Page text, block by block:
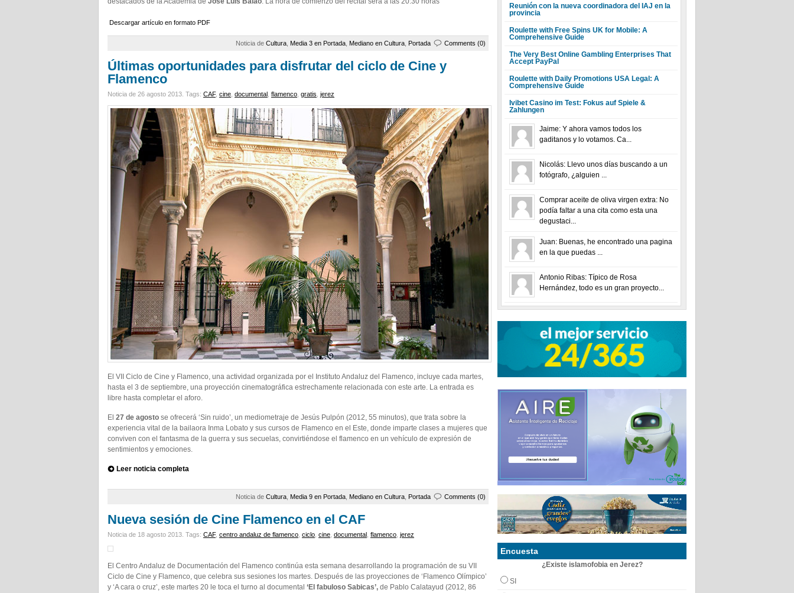
Descargar artículo en formato PDF
Noticia de Cultura Media 3 en Portada Mediano en Cultura Portada Comments (0)
Últimas oportunidades para disfrutar del ciclo de Cine y
Flamenco
Noticia de 26 agosto 2013. Tags: CAF, cine documental flamenco gratis jerez
El VII Ciclo de Cine y Flamenco, una actividad organizada por el Instituto Andaluz del Flamenco, incluye cada martes,
hasta el 3 de septiembre, una proyección cinematográfica estrechamente relacionada con este arte. La entrada es
libre hasta completar el aforo.
El 27 de agosto se ofrecerá ‘Sin ruido’, un mediometraje de Jesús Pulpón (2012, 55 minutos), que trata sobre la
experiencia vital de la bailaora Inma Lobato y sus cursos de Flamenco en el Este, donde imparte clases a mujeres que
conviven con el fantasma de la guerra y sus secuelas, convirtiéndose el flamenco en un vehículo de expresión de
sentimientos y emociones.
Leer noticia completa
Noticia de Cultura Media 9 en Portada Mediano en Cultura Portada Comments (0)
Nueva sesión de Cine Flamenco en el CAF
Noticia de 18 agosto 2013. Tags: CAF, centro andaluz de flamenco ciclo cine documental flamenco jerez
El Centro Andaluz de Documentación del Flamenco continúa esta semana desarrollando la programación de su VII
Ciclo de Cine y Flamenco, que celebra sus sesiones los martes. Después de las proyecciones de ‘Flamenco Olímpico’
y ‘A cara o cruz’, este martes 20 le toca el turno al documental ‘El fabuloso Sabicas’, de Pablo Calatayud (2012, 86
Reunión con la nueva coordinadora del IAJ en la
provincia
Roulette with Free Spins UK for Mobile: A
Comprehensive Guide
The Very Best Online Gambling Enterprises That
Accept PayPal
Roulette with Daily Promotions USA Legal: A
Comprehensive Guide
Ivibet Casino im Test: Fokus auf Spiele &
Zahlungen
Jaime: Y ahora vamos todos los
gaditanos y lo votamos. Ca...
Nicolás: Llevo unos días buscando a un
fotógrafo, ¿alguien ...
Comprar aceite de oliva virgen extra: No
podía faltar a una cita como esta una
degustaci...
Juan: Buenas, he encontrado una pagina
en la que puedas ...
Antonio Ribas: Típico de Rosa
Hernández, todo es un gran proyecto...
Encuesta
¿Existe islamofobia en Jerez?
SI